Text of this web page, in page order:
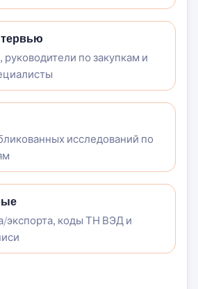
по закупкам и
исследований по
экспорта, коды ТН ВЭД и